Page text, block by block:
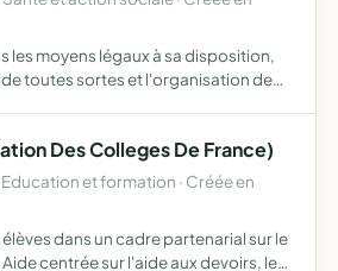
les moyens légaux à sa disposition,
toutes sortes et l'organisation de
Des Colleges De France)
Education et formation · Créée en
dans un cadre partenarial sur le
centrée sur l'aide aux devoirs, les